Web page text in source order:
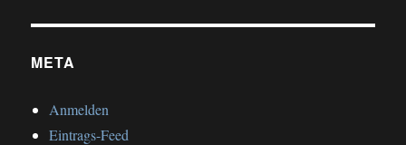
META
Anmelden
Eintrags-Feed